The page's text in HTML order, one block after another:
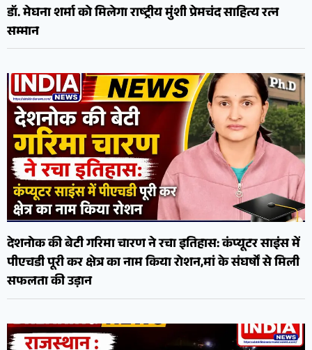
डॉ. मेघना शर्मा को मिलेगा राष्ट्रीय मुंशी प्रेमचंद साहित्य रत्न
सम्मान
देशनोक की बेटी गरिमा चारण ने रचा इतिहास: कंप्यूटर साइंस में
पीएचडी पूरी कर क्षेत्र का नाम किया रोशन,मां के संघर्षों से मिली
सफलता की उड़ान